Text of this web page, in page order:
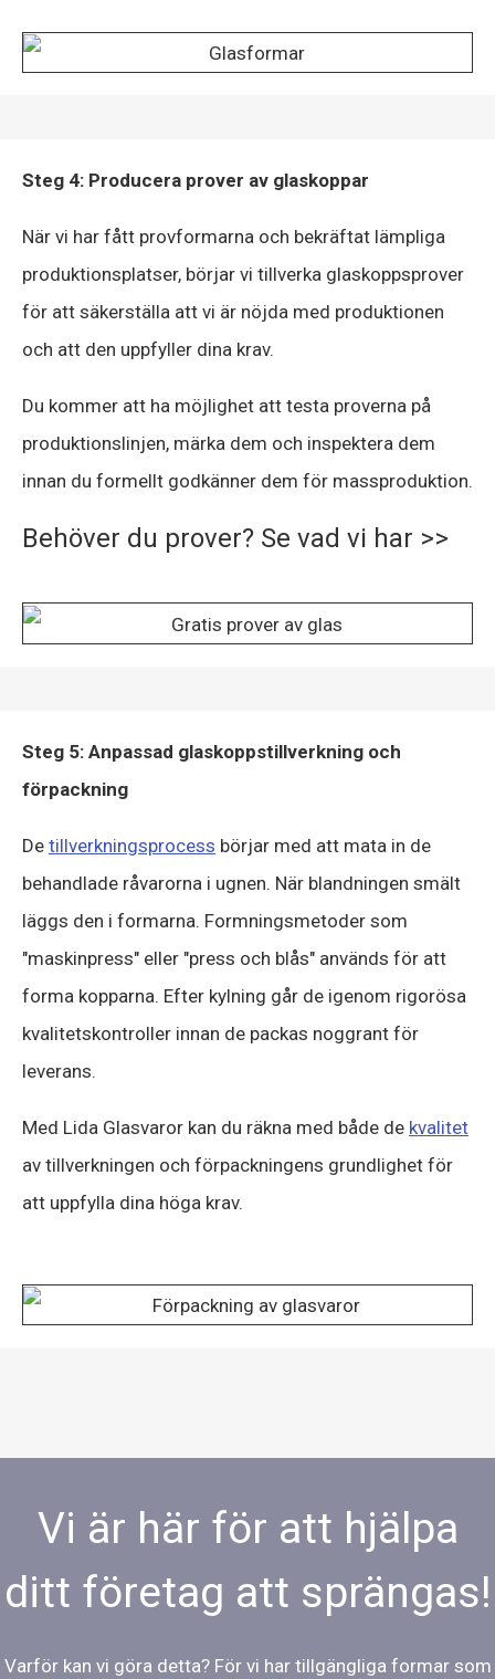
Steg 4: Producera prover av glaskoppar
När vi har fått provformarna och bekräftat lämpliga
produktionsplatser, börjar vi tillverka glaskoppsprover
för att säkerställa att vi är nöjda med produktionen
och att den uppfyller dina krav.
Du kommer att ha möjlighet att testa proverna på
produktionslinjen, märka dem och inspektera dem
innan du formellt godkänner dem för massproduktion.
Behöver du prover? Se vad vi har >>
Steg 5: Anpassad glaskoppstillverkning och
förpackning
De tillverkningsprocess börjar med att mata in de
behandlade råvarorna i ugnen. När blandningen smält
läggs den i formarna. Formningsmetoder som
"maskinpress" eller "press och blås" används för att
forma kopparna. Efter kylning går de igenom rigorösa
kvalitetskontroller innan de packas noggrant för
leverans.
Med Lida Glasvaror kan du räkna med både de kvalitet
av tillverkningen och förpackningens grundlighet för
att uppfylla dina höga krav.
Vi är här för att hjälpa
ditt företag att sprängas!
Varför kan vi göra detta? För vi har tillgängliga formar som